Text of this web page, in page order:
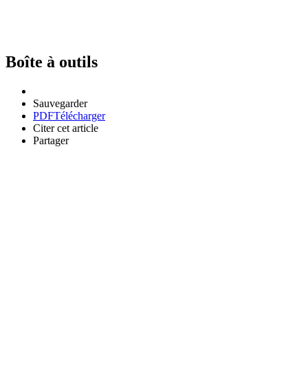
Boîte à outils
Sauvegarder
PDFTélécharger
Citer cet article
Partager